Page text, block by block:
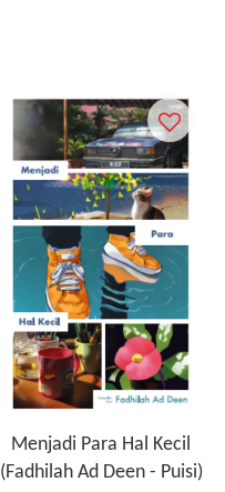
Menjadi Para Hal Kecil
(Fadhilah Ad Deen - Puisi)